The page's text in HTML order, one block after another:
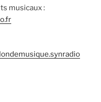
musicaux :